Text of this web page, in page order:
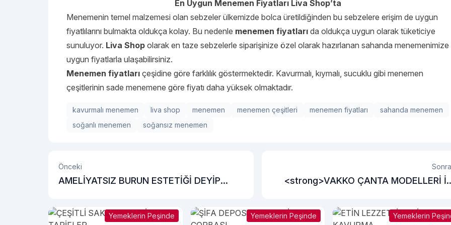
En Uygun Menemen Fiyatları Liva Shop’ta
Menemenin temel malzemesi olan sebzeler ülkemizde bolca üretildiğinden bu sebzelere erişim de uygun
fiyatlılarını bulmakta oldukça kolay. Bu nedenle menemen fiyatları da oldukça uygun olarak tüketiciye
sunuluyor. Liva Shop olarak en taze sebzelerle siparişinize özel olarak hazırlanan sahanda menemenimize
uygun fiyatlarla ulaşabilirsiniz.
Menemen fiyatları çeşidine göre farklılık göstermektedir. Kavurmalı, kıymalı, sucuklu gibi menemen
çeşitlerinin sade menemene göre fiyatı daha yüksek olmaktadır.
kavurmalı menemen liva shop menemen menemen çeşitleri menemen fiyatları
sahanda menemen
soğanlı menemen
soğansız menemen
Önceki
AMELİYATSIZ BURUN ESTETİĞİ DEYİP
<strong>VAKKO ÇANTA MODELLERİ
Yemeklerin Peşinde Yemeklerin Peşinde Yemeklerin